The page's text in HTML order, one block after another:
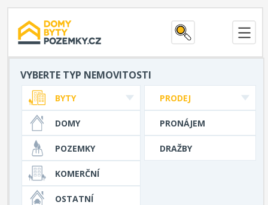
VYBERTE TYP NEMOVITOSTI
PRODEJ
PRONÁJEM
DRAŽBY
BYTY
DOMY
POZEMKY
KOMERČNÍ
OSTATNÍ